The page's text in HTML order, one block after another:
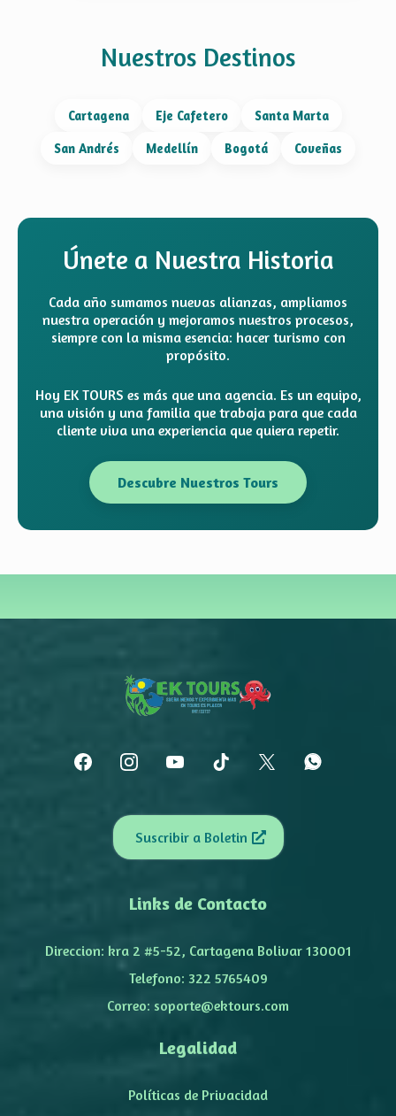
Nuestros Destinos
Cartagena Eje Cafetero Santa Marta
San Andrés Medellín Bogotá Coveñas
Únete a Nuestra Historia
Cada año sumamos nuevas alianzas, ampliamos
nuestra operación y mejoramos nuestros procesos,
siempre con la misma esencia: hacer turismo con
propósito.
Hoy EK TOURS es más que una agencia. Es un equipo,
una visión y una familia que trabaja para que cada
cliente viva una experiencia que quiera repetir.
Descubre Nuestros Tours
Suscribir a Boletin
Links de Contacto
Direccion: kra 2 #5-52, Cartagena Bolivar 130001
Telefono: 322 5765409
Correo: soporte@ektours.com
Legalidad
Políticas de Privacidad